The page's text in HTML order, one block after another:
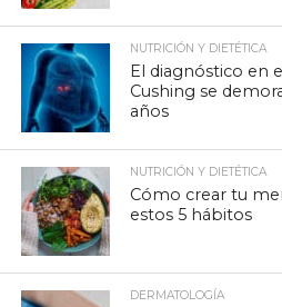
NUTRICIÓN Y DIETÉTICA
El diagnóstico en
Cushing se
años
NUTRICIÓN Y DIETÉTICA
Cómo crear tu
estos 5 hábitos
DERMATOLOGÍA